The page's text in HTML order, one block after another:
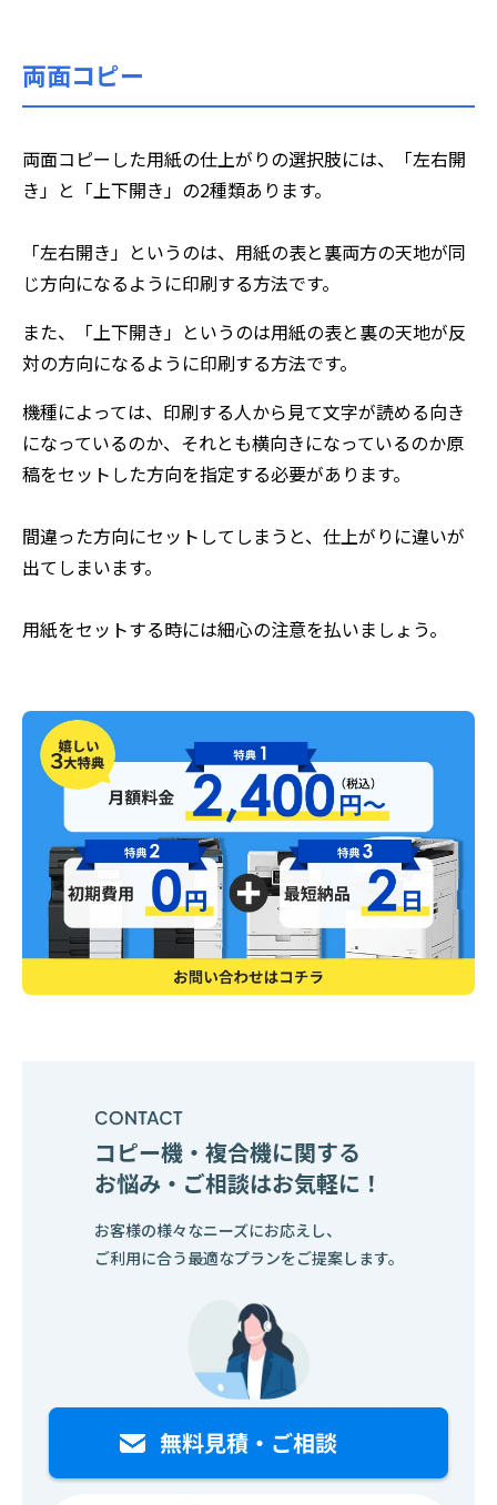
両面コピー
両面コピーした用紙の仕上がりの選択肢には、「左右開
き」と「上下開き」の2種類あります。
「左右開き」というのは、用紙の表と裏両方の天地が同
じ方向になるように印刷する方法です。
また、「上下開き」というのは用紙の表と裏の天地が反
対の方向になるように印刷する方法です。
機種によっては、印刷する人から見て文字が読める向き
になっているのか、それとも横向きになっているのか原
稿をセットした方向を指定する必要があります。
間違った方向にセットしてしまうと、仕上がりに違いが
出てしまいます。
用紙をセットする時には細心の注意を払いましょう。
コピー機・複合機に関する
お悩み・ご相談はお気軽に！
お客様の様々なニーズにお応えし、
ご利用に合う最適なプランをご提案します。